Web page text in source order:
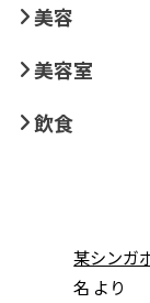
美容
美容室
飲食
某シンガ
名 より